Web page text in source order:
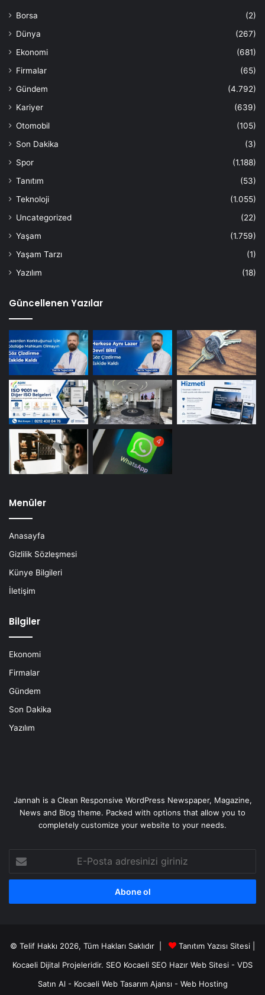
Borsa
(2)
Dünya
(267)
Ekonomi
(681)
Firmalar
(65)
Gündem
(4.792)
Kariyer
(639)
Otomobil
(105)
Son Dakika
(3)
Spor
(1.188)
Tanıtım
(53)
Teknoloji
(1.055)
Uncategorized
(22)
Yaşam
(1.759)
Yaşam Tarzı
(1)
Yazılım
(18)
Güncellenen Yazılar
Menüler
Anasayfa
Gizlilik Sözleşmesi
Künye Bilgileri
İletişim
Bilgiler
Ekonomi
Firmalar
Gündem
Son Dakika
Yazılım
Jannah is a Clean Responsive WordPress Newspaper, Magazine,
News and Blog theme. Packed with options that allow you to
completely customize your website to your needs.
Posta
adresinizi
© Telif Hakkı 2026, Tüm Hakları Saklıdır |
Tanıtım Yazısı Sitesi |
Kocaeli Dijital Projeleridir. SEO Kocaeli SEO Hazır Web Sitesi - VDS
Satın Al - Kocaeli Web Tasarım Ajansı - Web Hosting